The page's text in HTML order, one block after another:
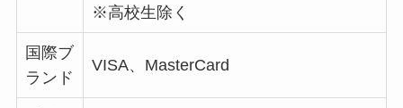
※高校生除く
国際ブ
ランド
VISA、MasterCard